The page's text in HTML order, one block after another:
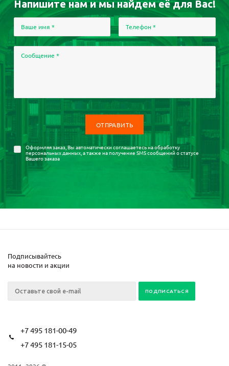
Напишите нам и мы найдем её для Вас!
Ваше имя * Телефон *
Сообщение *
Оформляя заказ, Вы автоматически соглашаетесь наобработку
персональных данных, а также на получение SMS сообщений о статусе
Вашего заказа
Подписывайтесь
на новости и акции
+7 495 181-00-49
+7 495 181-15-05